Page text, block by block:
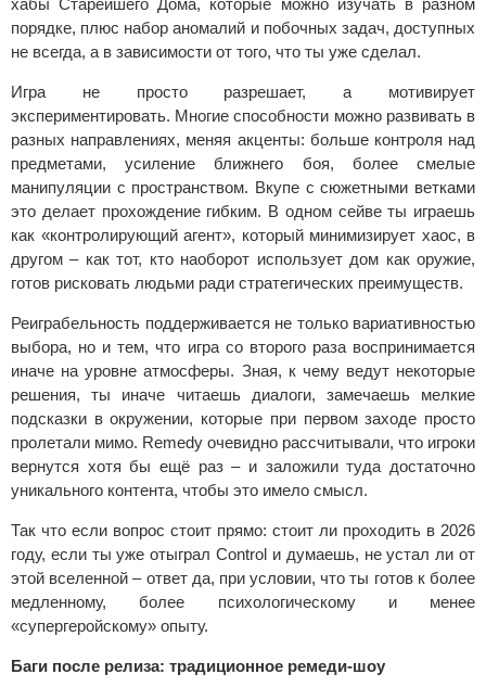
хабы Старейшего Дома, которые можно изучать в разном
порядке, плюс набор аномалий и побочных задач, доступных
не всегда, а в зависимости от того, что ты уже сделал.
Игра не просто разрешает, а мотивирует
экспериментировать. Многие способности можно развивать в
разных направлениях, меняя акценты: больше контроля над
предметами, усиление ближнего боя, более смелые
манипуляции с пространством. Вкупе с сюжетными ветками
это делает прохождение гибким. В одном сейве ты играешь
как «контролирующий агент», который минимизирует хаос, в
другом – как тот, кто наоборот использует дом как оружие,
готов рисковать людьми ради стратегических преимуществ.
Реиграбельность поддерживается не только вариативностью
выбора, но и тем, что игра со второго раза воспринимается
иначе на уровне атмосферы. Зная, к чему ведут некоторые
решения, ты иначе читаешь диалоги, замечаешь мелкие
подсказки в окружении, которые при первом заходе просто
пролетали мимо. Remedy очевидно рассчитывали, что игроки
вернутся хотя бы ещё раз – и заложили туда достаточно
уникального контента, чтобы это имело смысл.
Так что если вопрос стоит прямо: стоит ли проходить в 2026
году, если ты уже отыграл Control и думаешь, не устал ли от
этой вселенной – ответ да, при условии, что ты готов к более
медленному, более психологическому и менее
«супергеройскому» опыту.
Баги после релиза: традиционное ремеди-шоу